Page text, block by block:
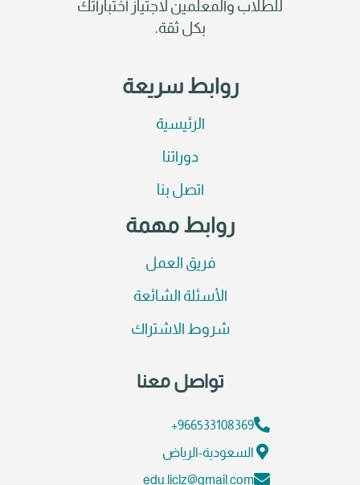
للطلاب والمعلمين لاجتياز اختباراتك
بكل ثقة.
روابط سريعة
الرئيسية
دوراتنا
اتصل بنا
روابط مهمة
فريق العمل
الأسئلة الشائعة
شروط الاشتراك
تواصل معنا
966533108369+
السعودية-الرياض
edu.liclz@gmail.com